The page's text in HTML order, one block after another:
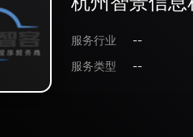
服务行业
--
服务类型
--